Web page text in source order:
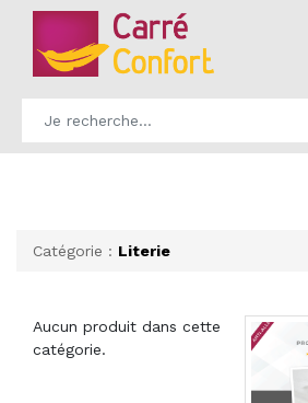
Catégorie : Literie
Aucun produit dans cette
catégorie.